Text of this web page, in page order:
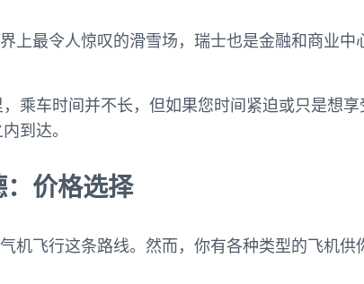
上最令人惊叹的滑雪场，瑞士也是金融和商业中
乘车时间并不长，但如果您时间紧迫或只是想
到达。
：价格选择
机飞行这条路线。然而，你有各种类型的飞机供